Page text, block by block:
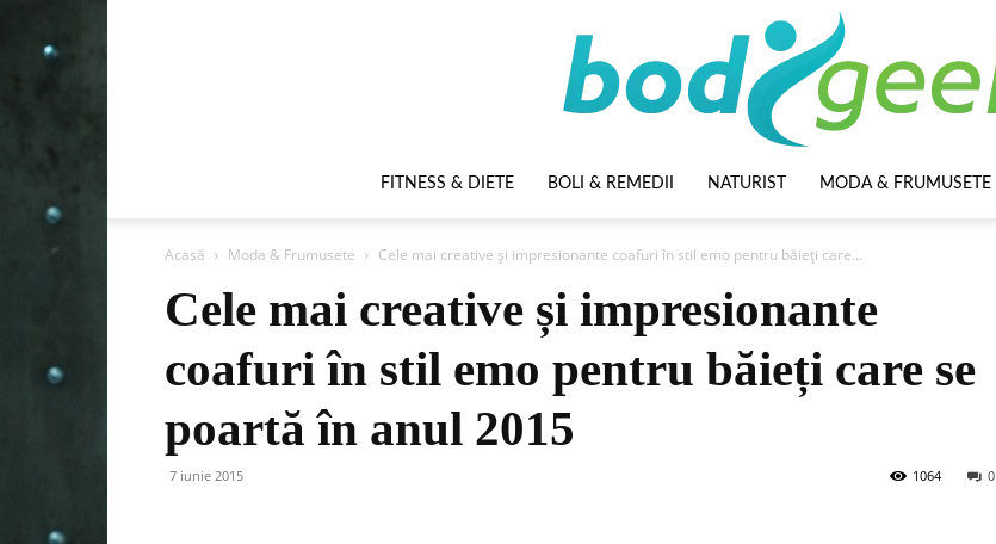
FITNESS & DIETE BOLI & REMEDII NATURIST MODA & FRUMUSETE
Acasă Moda & Frumusete Cele mai creative și impresionante coafuri în stil emo pentru băieți care...
Cele mai creative și impresionante
coafuri în stil emo pentru băieți care se
poartă în anul 2015
7 iunie 2015 0
1064